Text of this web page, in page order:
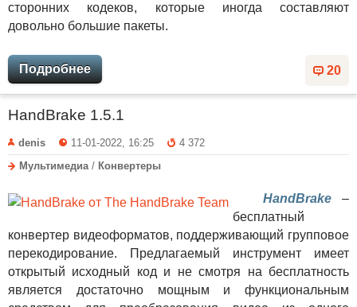
сторонних кодеков, которые иногда составляют
довольно большие пакеты.
20
Подробнее
HandBrake 1.5.1
denis 11-01-2022, 16:25
4 372
Мультимедиа / Конвертеры
HandBrake –
бесплатный
конвертер видеоформатов, поддерживающий групповое
перекодирование. Предлагаемый инструмент имеет
открытый исходный код и не смотря на бесплатность
является достаточно мощным и функциональным